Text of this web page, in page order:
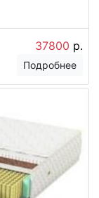
37800 р.
Подробнее